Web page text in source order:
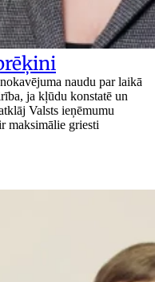
naudu par laikā
ja kļūdu konstatē un
Valsts ieņēmumu
maksimālie griesti